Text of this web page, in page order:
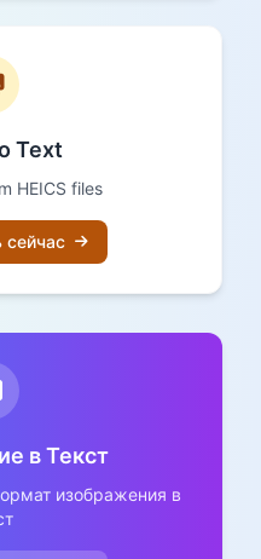
Text
HEICS files
сейчас
в Текст
изображения в